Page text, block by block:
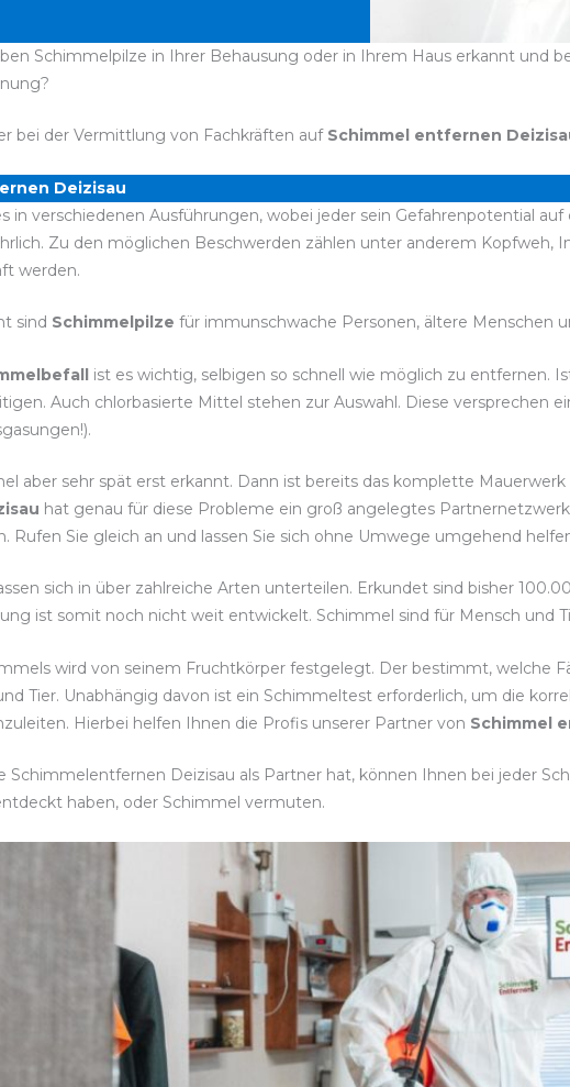
Schimmelpilze in Ihrer Behausung oder in Ihrem Haus erkannt und
bei der Vermittlung von Fachkräften auf Schimmel entfernen
Deizisau
in verschiedenen Ausführungen, wobei jeder sein Gefahrenpotential
Zu den möglichen Beschwerden zählen unter anderem
werden.
sind Schimmelpilze für immunschwache Personen, ältere Menschen
ist es wichtig, selbigen so schnell wie möglich zu entfernen.
Auch chlorbasierte Mittel stehen zur Auswahl. Diese versprechen
aber sehr spät erst erkannt. Dann ist bereits das komplette
hat genau für diese Probleme ein groß angelegtes
Rufen Sie gleich an und lassen Sie sich ohne Umwege umgehend
sich in über zahlreiche Arten unterteilen. Erkundet sind bisher
ist somit noch nicht weit entwickelt. Schimmel sind für Mensch und
wird von seinem Fruchtkörper festgelegt. Der bestimmt, welche
Tier. Unabhängig davon ist ein Schimmeltest erforderlich, um die
Hierbei helfen Ihnen die Profis unserer Partner von Schimmel
Schimmelentfernen Deizisau als Partner hat, können Ihnen bei jeder
haben, oder Schimmel vermuten.